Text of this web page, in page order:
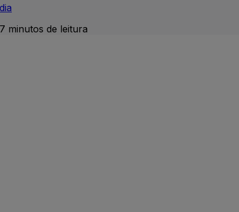
7 minutos de leitura